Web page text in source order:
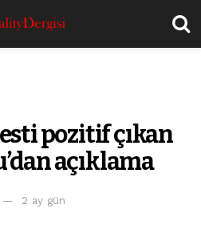
testi pozitif çıkan Kenan Doğulu’dan
pozitif çıkan
açıklama
2 ay gün